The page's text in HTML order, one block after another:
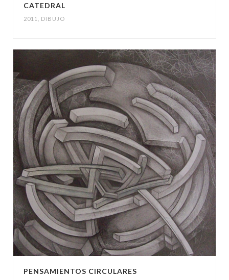
CATEDRAL
2011 DIBUJO
PENSAMIENTOS CIRCULARES